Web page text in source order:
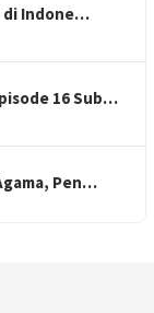
di Indone…
16 Sub…
Pen…